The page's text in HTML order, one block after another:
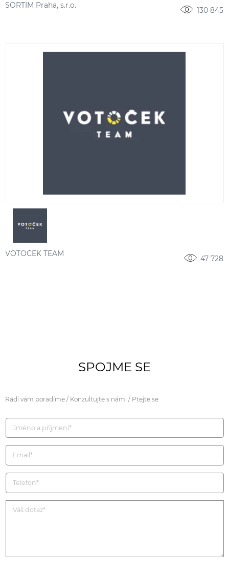
SORTIM Praha, s.r.o.
130 845
VOTOČEK TEAM
47 728
SPOJME SE
Rádi vám poradíme / Konzultujte s námi / Ptejte se